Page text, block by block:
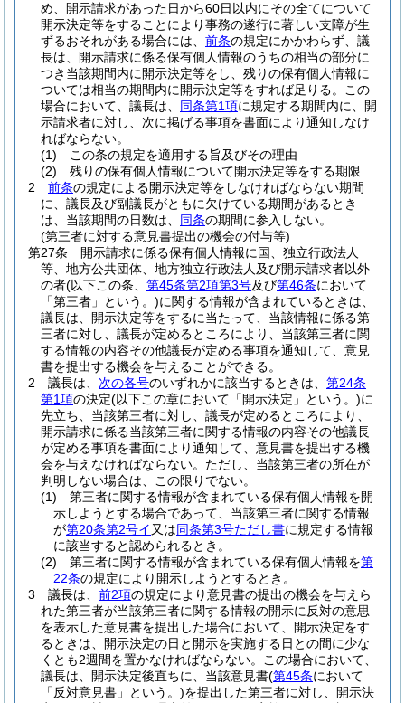
め、開示請求があった日から60日以内にその全てについて
開示決定等をすることにより事務の遂行に著しい支障が生
ずるおそれがある場合には、 前条の規定にかかわらず、議
長は、開示請求に係る保有個人情報のうちの相当の部分に
つき当該期間内に開示決定等をし、残りの保有個人情報に
ついては相当の期間内に開示決定等をすれば足りる。
この
場合において、議長は、 同条第1項に規定する期間内に、開
示請求者に対し、次に掲げる事項を書面により通知しなけ
ればならない。
(1)
この条の規定を適用する旨及びその理由
(2)
残りの保有個人情報について開示決定等をする期限
2
前条の規定による開示決定等をしなければならない期間
に、議長及び副議長がともに欠けている期間があるとき
は、当該期間の日数は、 同条の期間に参入しない。
(第三者に対する意見書提出の機会の付与等)
第27条
開示請求に係る保有個人情報に国、独立行政法人
等、地方公共団体、地方独立行政法人及び開示請求者以外
の者(以下この条、 第45条第2項第3号及び第46条において
「第三者」という。)に関する情報が含まれているときは、
議長は、開示決定等をするに当たって、当該情報に係る第
三者に対し、議長が定めるところにより、当該第三者に関
する情報の内容その他議長が定める事項を通知して、意見
書を提出する機会を与えることができる。
2
議長は、 次の各号のいずれかに該当するときは、 第24条
第1項の決定(以下この章において「開示決定」という。)に
先立ち、当該第三者に対し、議長が定めるところにより、
開示請求に係る当該第三者に関する情報の内容その他議長
が定める事項を書面により通知して、意見書を提出する機
会を与えなければならない。 ただし、当該第三者の所在が
判明しない場合は、この限りでない。
(1)
第三者に関する情報が含まれている保有個人情報を開
示しようとする場合であって、当該第三者に関する情報
が第20条第2号イ 又は同条第3号ただし書に規定する情報
に該当すると認められるとき。
(2)
第三者に関する情報が含まれている保有個人情報を第
22条の規定により開示しようとするとき。
3
議長は、 前2項の規定により意見書の提出の機会を与えら
れた第三者が当該第三者に関する情報の開示に反対の意思
を表示した意見書を提出した場合において、開示決定をす
るときは、開示決定の日と開示を実施する日との間に少な
くとも2週間を置かなければならない。
この場合において、
議長は、開示決定後直ちに、当該意見書(第45条において
「反対意見書」という。)を提出した第三者に対し、開示決